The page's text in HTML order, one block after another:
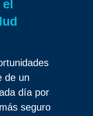
el
de un
día por
seguro